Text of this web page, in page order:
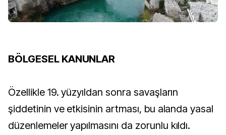
BÖLGESEL KANUNLAR
Özellikle 19. yüzyıldan sonra savaşların
şiddetinin ve etkisinin artması, bu alanda yasal
düzenlemeler yapılmasını da zorunlu kıldı.